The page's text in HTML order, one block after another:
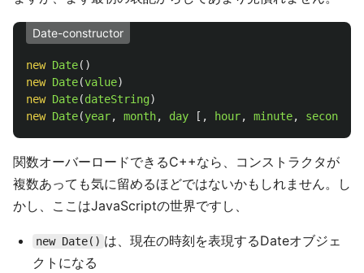
Date-constructor
new Date()
new Date(value)
new Date(dateString)
new Date(year, month, day [, hour, minute, second
関数オーバーロードできるC++なら、コンストラクタが
複数あっても気に留めるほどではないかもしれません。し
かし、ここはJavaScriptの世界ですし、
new Date() は、現在の時刻を表現するDateオブジェ
クトになる